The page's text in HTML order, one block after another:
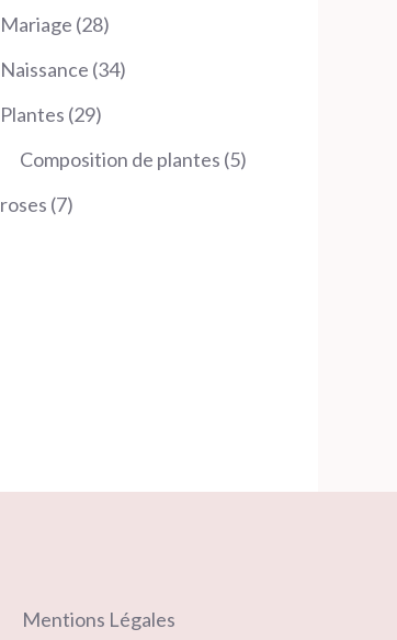
Mariage 2828
produits
Naissance 3434
Plantes 2929
produits
Composition de plantes 55
roses 77
Mentions Légales